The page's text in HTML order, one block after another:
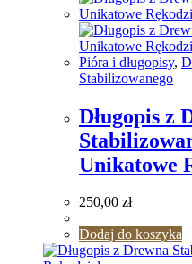
Pióra i długopisy,
Stabilizowanego
Długopis z
Unikatowe
250,00 zł
Dodaj do koszyka